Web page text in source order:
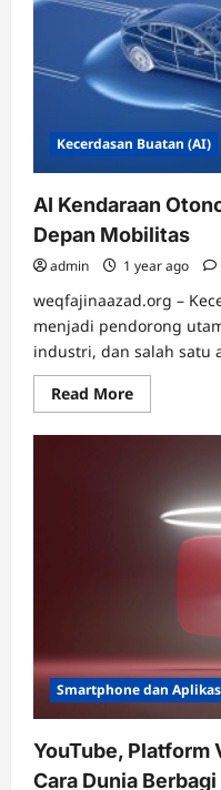
dengan
Kamera
ZEISS
dan
Performa
Unggul
Kecerdasan Buatan (AI)
AI Kendaraan
Depan Mobilitas
admin 1 year ago
weqfajinaazad.org –
menjadi pendorong
industri, dan salah satu
Read MoreRead
more
AI
Mengubah
Masa
Depan
Mobilitas
Smartphone dan
YouTube, Platform
Cara Dunia